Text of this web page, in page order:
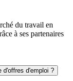
du travail en
à ses partenaires
d'offres d'emploi ?